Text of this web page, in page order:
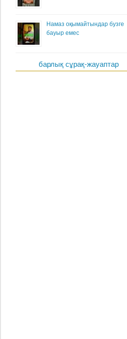
Намаз оқымайтындар бузге
бауыр емес
барлық сұрақ-жауаптар